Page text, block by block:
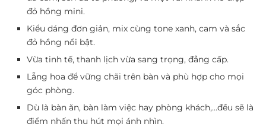
đỏ hồng mini.
Kiểu dáng đơn giản, mix cùng tone xanh, cam và sắc
đỏ hồng nổi bật.
Vừa tinh tế, thanh lịch vừa sang trọng, đẳng cấp.
Lẵng hoa để vững chãi trên bàn và phù hợp cho mọi
góc phòng.
Dù là bàn ăn, bàn làm việc hay phòng khách,…đều sẽ là
điểm nhấn thu hút mọi ánh nhìn.